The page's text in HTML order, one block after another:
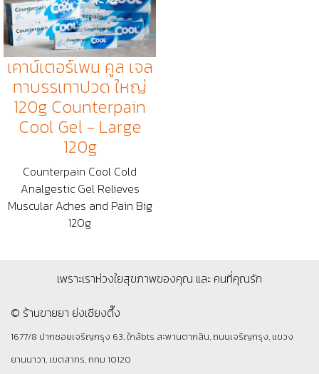
เคาน์เตอร์เพน คูล เจล
ทาบรรเทาปวด ใหญ่
120g Counterpain
Cool Gel - Large
120g
Counterpain Cool Cold
Analgestic Gel Relieves
Muscular Aches and Pain Big
120g
เพราะเราห่วงใยสุขภาพของคุณ และ คนที่คุณรัก
© ร้านขายยา ย่งเชียงตึ๊ง
1677/8 ปากซอยเจริญกรุง 63, ใกล้bts สะพานตากสิน, ถนนเจริญกรุง, แขวง
ยานนาวา, เขตสาทร, กทม 10120